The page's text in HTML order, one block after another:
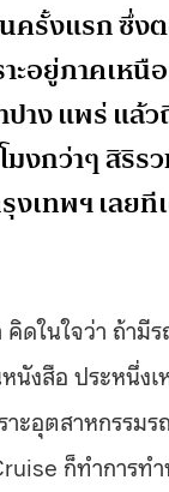
ครั้งแรก ซึ่
ะอยู่ภาคเ
าง แพร่ แ
งกว่าๆ สิริ
งเทพฯ เลยที
ดในใจว่า ถ้ามี
นังสือ ประหนึ่
าะอุตสาหกรร
ก็ทำการท